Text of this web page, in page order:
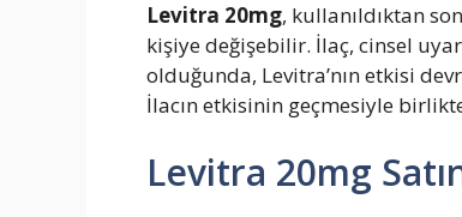
Levitra 20mg, kullanıldıktan
kişiye değişebilir. İlaç, cinsel
olduğunda, Levitra’nın etkisi
İlacın etkisinin geçmesiyle
Levitra 20mg